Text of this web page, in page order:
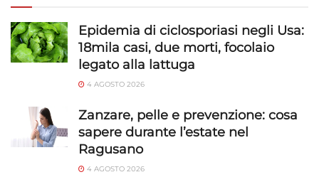
Epidemia di ciclosporiasi negli Usa:
18mila casi, due morti, focolaio
legato alla lattuga
4 AGOSTO 2026
Zanzare, pelle e prevenzione: cosa
sapere durante l’estate nel
Ragusano
4 AGOSTO 2026